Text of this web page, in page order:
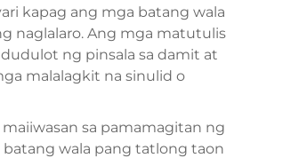
kapag ang mga batang wala
naglalaro. Ang mga matutulis
ng pinsala sa damit at
malalagkit na sinulid o
sa pamamagitan ng
batang wala pang tatlong taon